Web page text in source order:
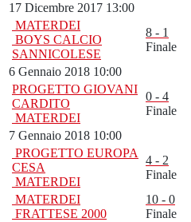
17 Dicembre 2017 13:00
MATERDEI
BOYS CALCIO
SANNICOLESE
8 - 1
Finale
6 Gennaio 2018 10:00
PROGETTO GIOVANI
CARDITO
MATERDEI
0 - 4
Finale
7 Gennaio 2018 10:00
PROGETTO EUROPA
CESA
MATERDEI
4 - 2
Finale
MATERDEI
FRATTESE 2000
10 - 0
Finale